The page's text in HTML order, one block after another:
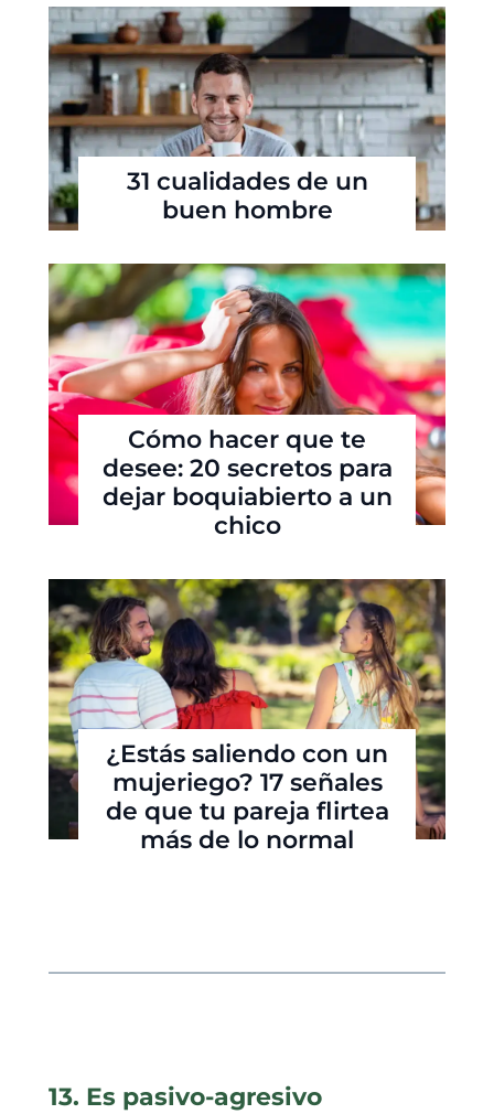
31 cualidades de un
buen hombre
Cómo hacer que te
desee: 20 secretos para
dejar boquiabierto a un
chico
¿Estás saliendo con un
mujeriego? 17 señales
de que tu pareja flirtea
más de lo normal
13. Es pasivo-agresivo